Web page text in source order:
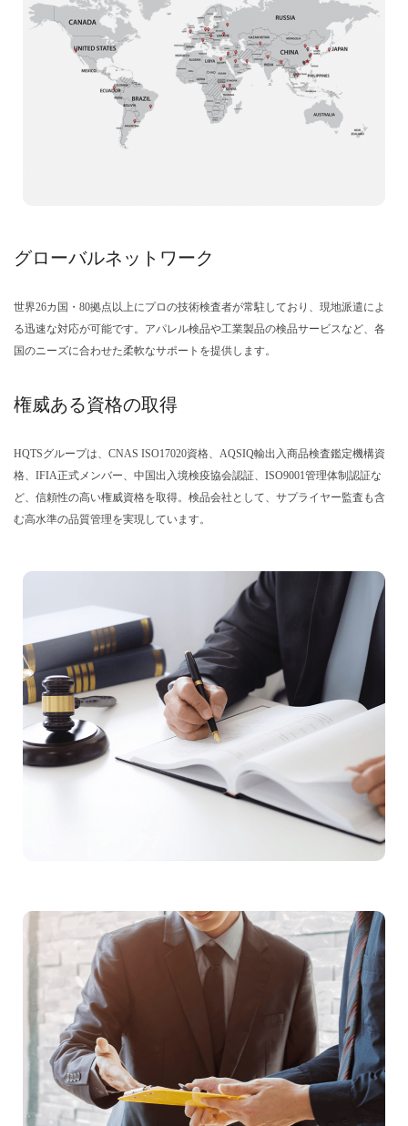
グローバルネットワーク
世界26カ国・80拠点以上にプロの技術検査者が常駐しており、現地派遣によ
る迅速な対応が可能です。アパレル検品や工業製品の検品サービスなど、各
国のニーズに合わせた柔軟なサポートを提供します。
権威ある資格の取得
HQTSグループは、CNAS ISO17020資格、AQSIQ輸出入商品検査鑑定機構資
格、IFIA正式メンバー、中国出入境検疫協会認証、ISO9001管理体制認証な
ど、信頼性の高い権威資格を取得。検品会社として、サプライヤー監査も含
む高水準の品質管理を実現しています。